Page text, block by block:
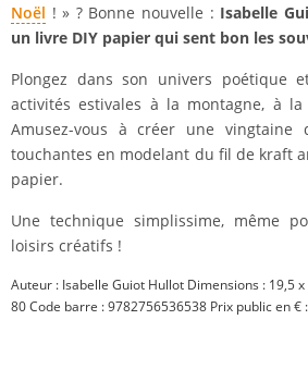
Noël ! » ? Bonne nouvelle : Isabelle
un livre DIY papier qui sent bon les
Plongez dans son univers poétique
activités estivales à la montagne, à
Amusez-vous à créer une vingtaine
touchantes en modelant du fil de kraft
papier.
Une technique simplissime, même
loisirs créatifs !
Auteur : Isabelle Guiot Hullot Dimensions : 19,5
80 Code barre : 9782756536538 Prix public en €